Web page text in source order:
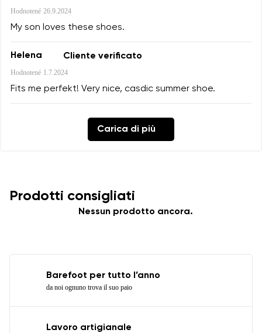
Hodnotené 26.9.2024
My son loves these shoes.
Helena Cliente verificato
Hodnotené 1.7.2024
Fits me perfekt! Very nice, casdic summer shoe.
Carica di più
Prodotti consigliati
Nessun prodotto ancora.
Barefoot per tutto l’anno
da noi ognuno trova il suo paio
Lavoro artigianale